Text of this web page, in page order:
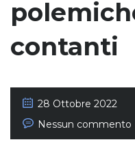
contanti
28 Ottobre 2022
Nessun commento